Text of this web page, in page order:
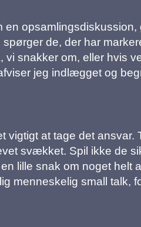
opsamlingsdiskussion,
de, der har
snakker om, eller hvis
jeg indlægget og
vigtigt at tage det
svækket. Spil ikke de
lille snak om noget helt
menneskelig small talk,